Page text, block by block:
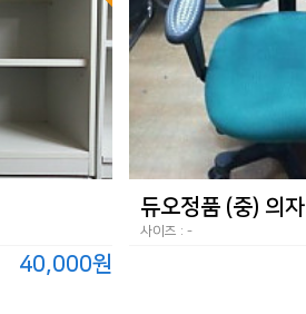
40,000원
듀오정품 (중) 의자
사이즈 : -